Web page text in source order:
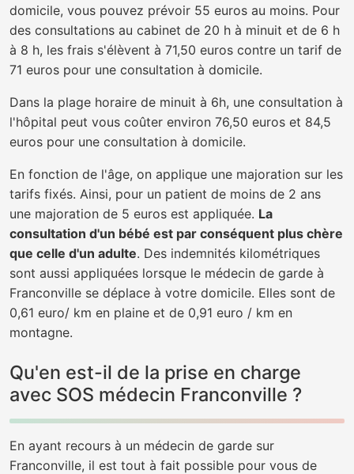
domicile, vous pouvez prévoir 55 euros au moins. Pour
des consultations au cabinet de 20 h à minuit et de 6 h
à 8 h, les frais s'élèvent à 71,50 euros contre un tarif de
71 euros pour une consultation à domicile.
Dans la plage horaire de minuit à 6h, une consultation à
l'hôpital peut vous coûter environ 76,50 euros et 84,5
euros pour une consultation à domicile.
En fonction de l'âge, on applique une majoration sur les
tarifs fixés. Ainsi, pour un patient de moins de 2 ans
une majoration de 5 euros est appliquée. La
consultation d'un bébé est par conséquent plus chère
que celle d'un adulte. Des indemnités kilométriques
sont aussi appliquées lorsque le médecin de garde à
Franconville se déplace à votre domicile. Elles sont de
0,61 euro/ km en plaine et de 0,91 euro / km en
montagne.
Qu'en est-il de la prise en charge
avec SOS médecin Franconville ?
En ayant recours à un médecin de garde sur
Franconville, il est tout à fait possible pour vous de